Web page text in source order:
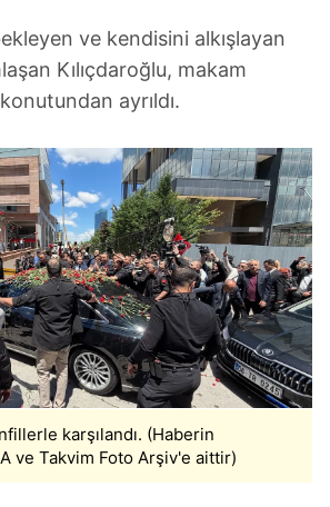
ve kendisini alkışlayan
Kılıçdaroğlu, makam
ayrıldı.
karşılandı. (Haberin
ve Takvim Foto Arşiv'e aittir)